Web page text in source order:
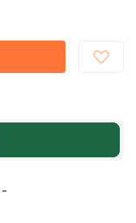
-